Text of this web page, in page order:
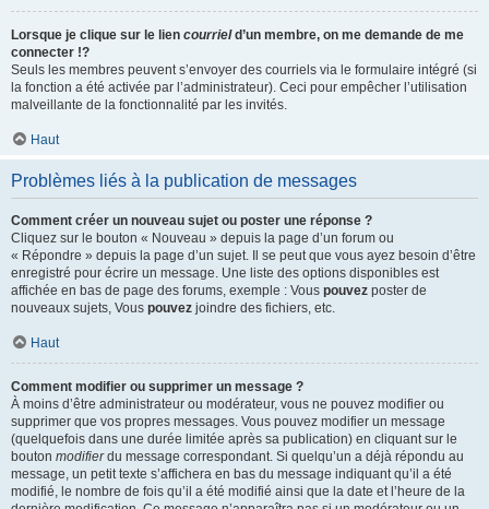
Lorsque je clique sur le lien courrield’un membre, on me demande de me
connecter !?
Seuls les membres peuvent s’envoyer des courriels via le formulaire intégré (si
la fonction a été activée par l’administrateur). Ceci pour empêcher l’utilisation
malveillante de la fonctionnalité par les invités.
Haut
Problèmes liés à la publication de messages
Comment créer un nouveau sujet ou poster une réponse ?
Cliquez sur le bouton « Nouveau » depuis la page d’un forum ou
« Répondre » depuis la page d’un sujet. Il se peut que vous ayez besoin d’être
enregistré pour écrire un message. Une liste des options disponibles est
affichée en bas de page des forums, exemple : Vous pouvez poster de
nouveaux sujets, Vous pouvez joindre des fichiers, etc.
Haut
Comment modifier ou supprimer un message ?
À moins d’être administrateur ou modérateur, vous ne pouvez modifier ou
supprimer que vos propres messages. Vous pouvez modifier un message
(quelquefois dans une durée limitée après sa publication) en cliquant sur le
bouton modifierdu message correspondant. Si quelqu’un a déjà répondu au
message, un petit texte s’affichera en bas du message indiquant qu’il a été
modifié, le nombre de fois qu’il a été modifié ainsi que la date et l’heure de la